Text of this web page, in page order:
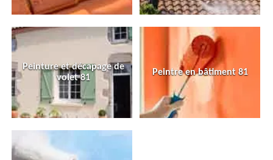
Peinture et décapage de
volet 81
Peintre en bâtiment 81